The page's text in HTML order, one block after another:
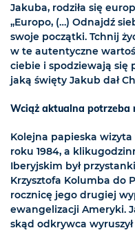
Jakuba, rodziła się
„Europo, (…) Odnajdź
swoje początki. Tchnij
w te autentyczne
ciebie i spodziewają się
jaką święty Jakub dał
Wciąż aktualna potrzeba
Kolejna papieska wizyta
roku 1984, a
Iberyjskim był
Krzysztofa Kolumba do
rocznicę jego drugiej
ewangelizacji Ameryki.
skąd odkrywca